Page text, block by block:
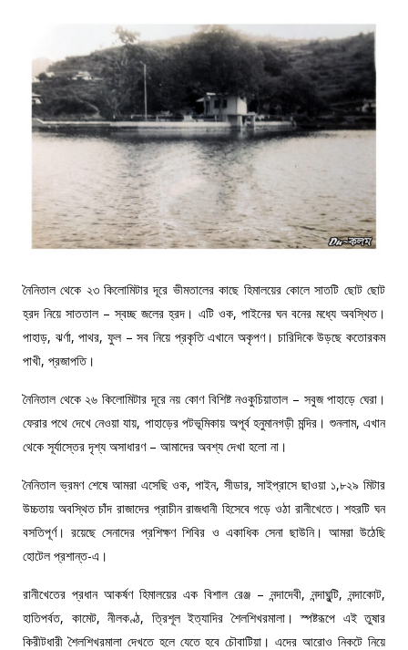
নৈনিতাল থেকে ২৩ কিলোমিটার দূরে ভীমতালের কাছে হিমালয়ের কোলে সাতটি ছোট ছোট
হ্রদ নিয়ে সাততাল – স্বচ্ছ জলের হ্রদ। এটি ওক, পাইনের ঘন বনের মধ্যে অবস্থিত।
পাহাড়, ঝর্ণা, পাথর, ফুল – সব নিয়ে প্রকৃতি এখানে অকৃপণ। চারিদিকে উড়ছে কতোরকম
পাখী, প্রজাপতি।
নৈনিতাল থেকে ২৬ কিলোমিটার দূরে নয় কোণ বিশিষ্ট নওকুচিয়াতাল – সবুজ পাহাড়ে ঘেরা।
ফেরার পথে দেখে নেওয়া যায়, পাহাড়ের পটভূমিকায় অপূর্ব হনুমানগড়ী মন্দির। শুনলাম, এখান
থেকে সূর্যাস্তের দৃশ্য অসাধারণ – আমাদের অবশ্য দেখা হলো না।
নৈনিতাল ভ্রমণ শেষে আমরা এসেছি ওক, পাইন, সীডার, সাইপ্রাসে ছাওয়া ১,৮২৯ মিটার
উচ্চতায় অবস্থিত চাঁদ রাজাদের প্রাচীন রাজধানী হিসেবে গড়ে ওঠা রানীখেতে। শহরটি ঘন
বসতিপূর্ণ। রয়েছে সেনাদের প্রশিক্ষণ শিবির ও একাধিক সেনা ছাউনি। আমরা উঠেছি
হোটেল প্রশান্ত-এ।
রানীখেতের প্রধান আকর্ষণ হিমালয়ের এক বিশাল রেঞ্জ – নন্দাদেবী, নন্দাঘুন্টি, নন্দাকোট,
হাতিপর্বত, কামেট, নীলকণ্ঠ, ত্রিশূল ইত্যাদির শৈলশিখরমালা। স্পষ্টরূপে এই তুষার
কিরীটধারী শৈলশিখরমালা দেখতে হলে যেতে হবে চৌবাটিয়া। এদের আরোও নিকটে নিয়ে